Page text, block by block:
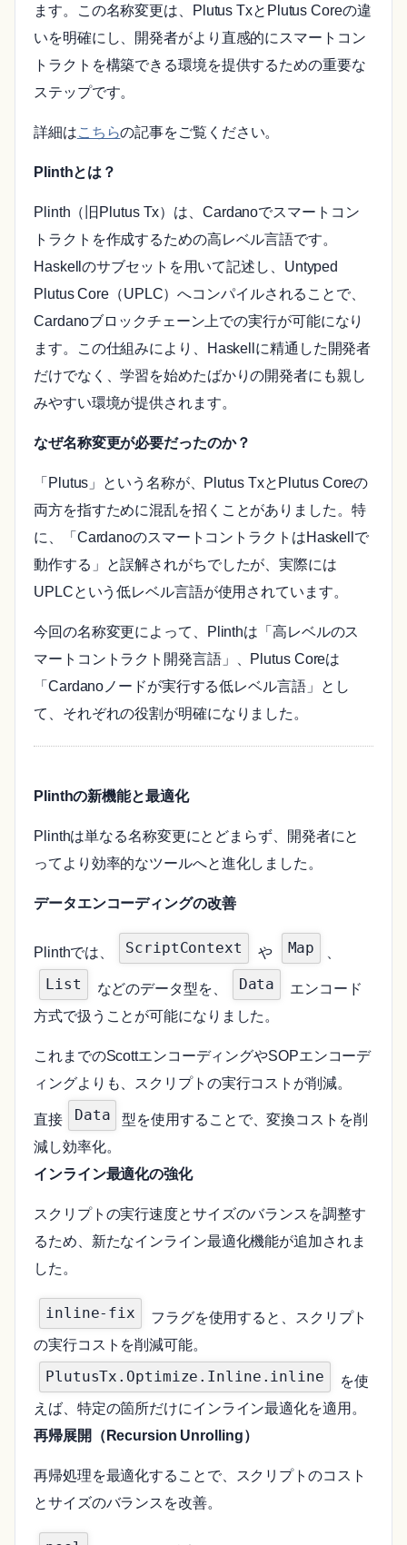
ます。この名称変更は、Plutus TxとPlutus Coreの違
いを明確にし、開発者がより直感的にスマートコン
トラクトを構築できる環境を提供するための重要な
ステップです。
詳細はこちらの記事をご覧ください。
Plinthとは？
Plinth（旧Plutus Tx）は、Cardanoでスマートコン
トラクトを作成するための高レベル言語です。
Haskellのサブセットを用いて記述し、Untyped
Plutus Core（UPLC）へコンパイルされることで、
Cardanoブロックチェーン上での実行が可能になり
ます。この仕組みにより、Haskellに精通した開発者
だけでなく、学習を始めたばかりの開発者にも親し
みやすい環境が提供されます。
なぜ名称変更が必要だったのか？
「Plutus」という名称が、Plutus TxとPlutus Coreの
両方を指すために混乱を招くことがありました。特
に、「CardanoのスマートコントラクトはHaskellで
動作する」と誤解されがちでしたが、実際には
UPLCという低レベル言語が使用されています。
今回の名称変更によって、Plinthは「高レベルのス
マートコントラクト開発言語」、Plutus Coreは
「Cardanoノードが実行する低レベル言語」とし
て、それぞれの役割が明確になりました。
Plinthの新機能と最適化
Plinthは単なる名称変更にとどまらず、開発者にと
ってより効率的なツールへと進化しました。
データエンコーディングの改善
Plinthでは、 ScriptContext や Map
List などのデータ型を、 Data
エンコード
方式で扱うことが可能になりました。
これまでのScottエンコーディングやSOPエンコーデ
ィングよりも、スクリプトの実行コストが削減。
直接 Data
型を使用することで、変換コストを削
減し効率化。
インライン最適化の強化
スクリプトの実行速度とサイズのバランスを調整す
るため、新たなインライン最適化機能が追加されま
した。
inline-fix
フラグを使用すると、スクリプト
の実行コストを削減可能。
PlutusTx.Optimize.Inline.inline
を使
えば、特定の箇所だけにインライン最適化を適用。
再帰展開（Recursion Unrolling）
再帰処理を最適化することで、スクリプトのコスト
とサイズのバランスを改善。